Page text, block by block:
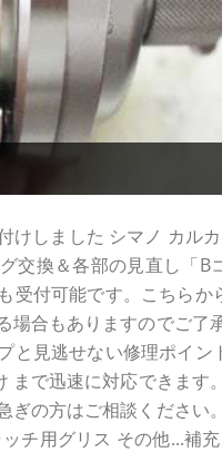
けしました シマノ カル
交換＆各部の見直し「B
受付可能です。こちらか
場合もありますのでご了
と見逃せない修理ポイン
まで迅速に対応できます
ぎの方はご相談ください
チ用グリス その他...補